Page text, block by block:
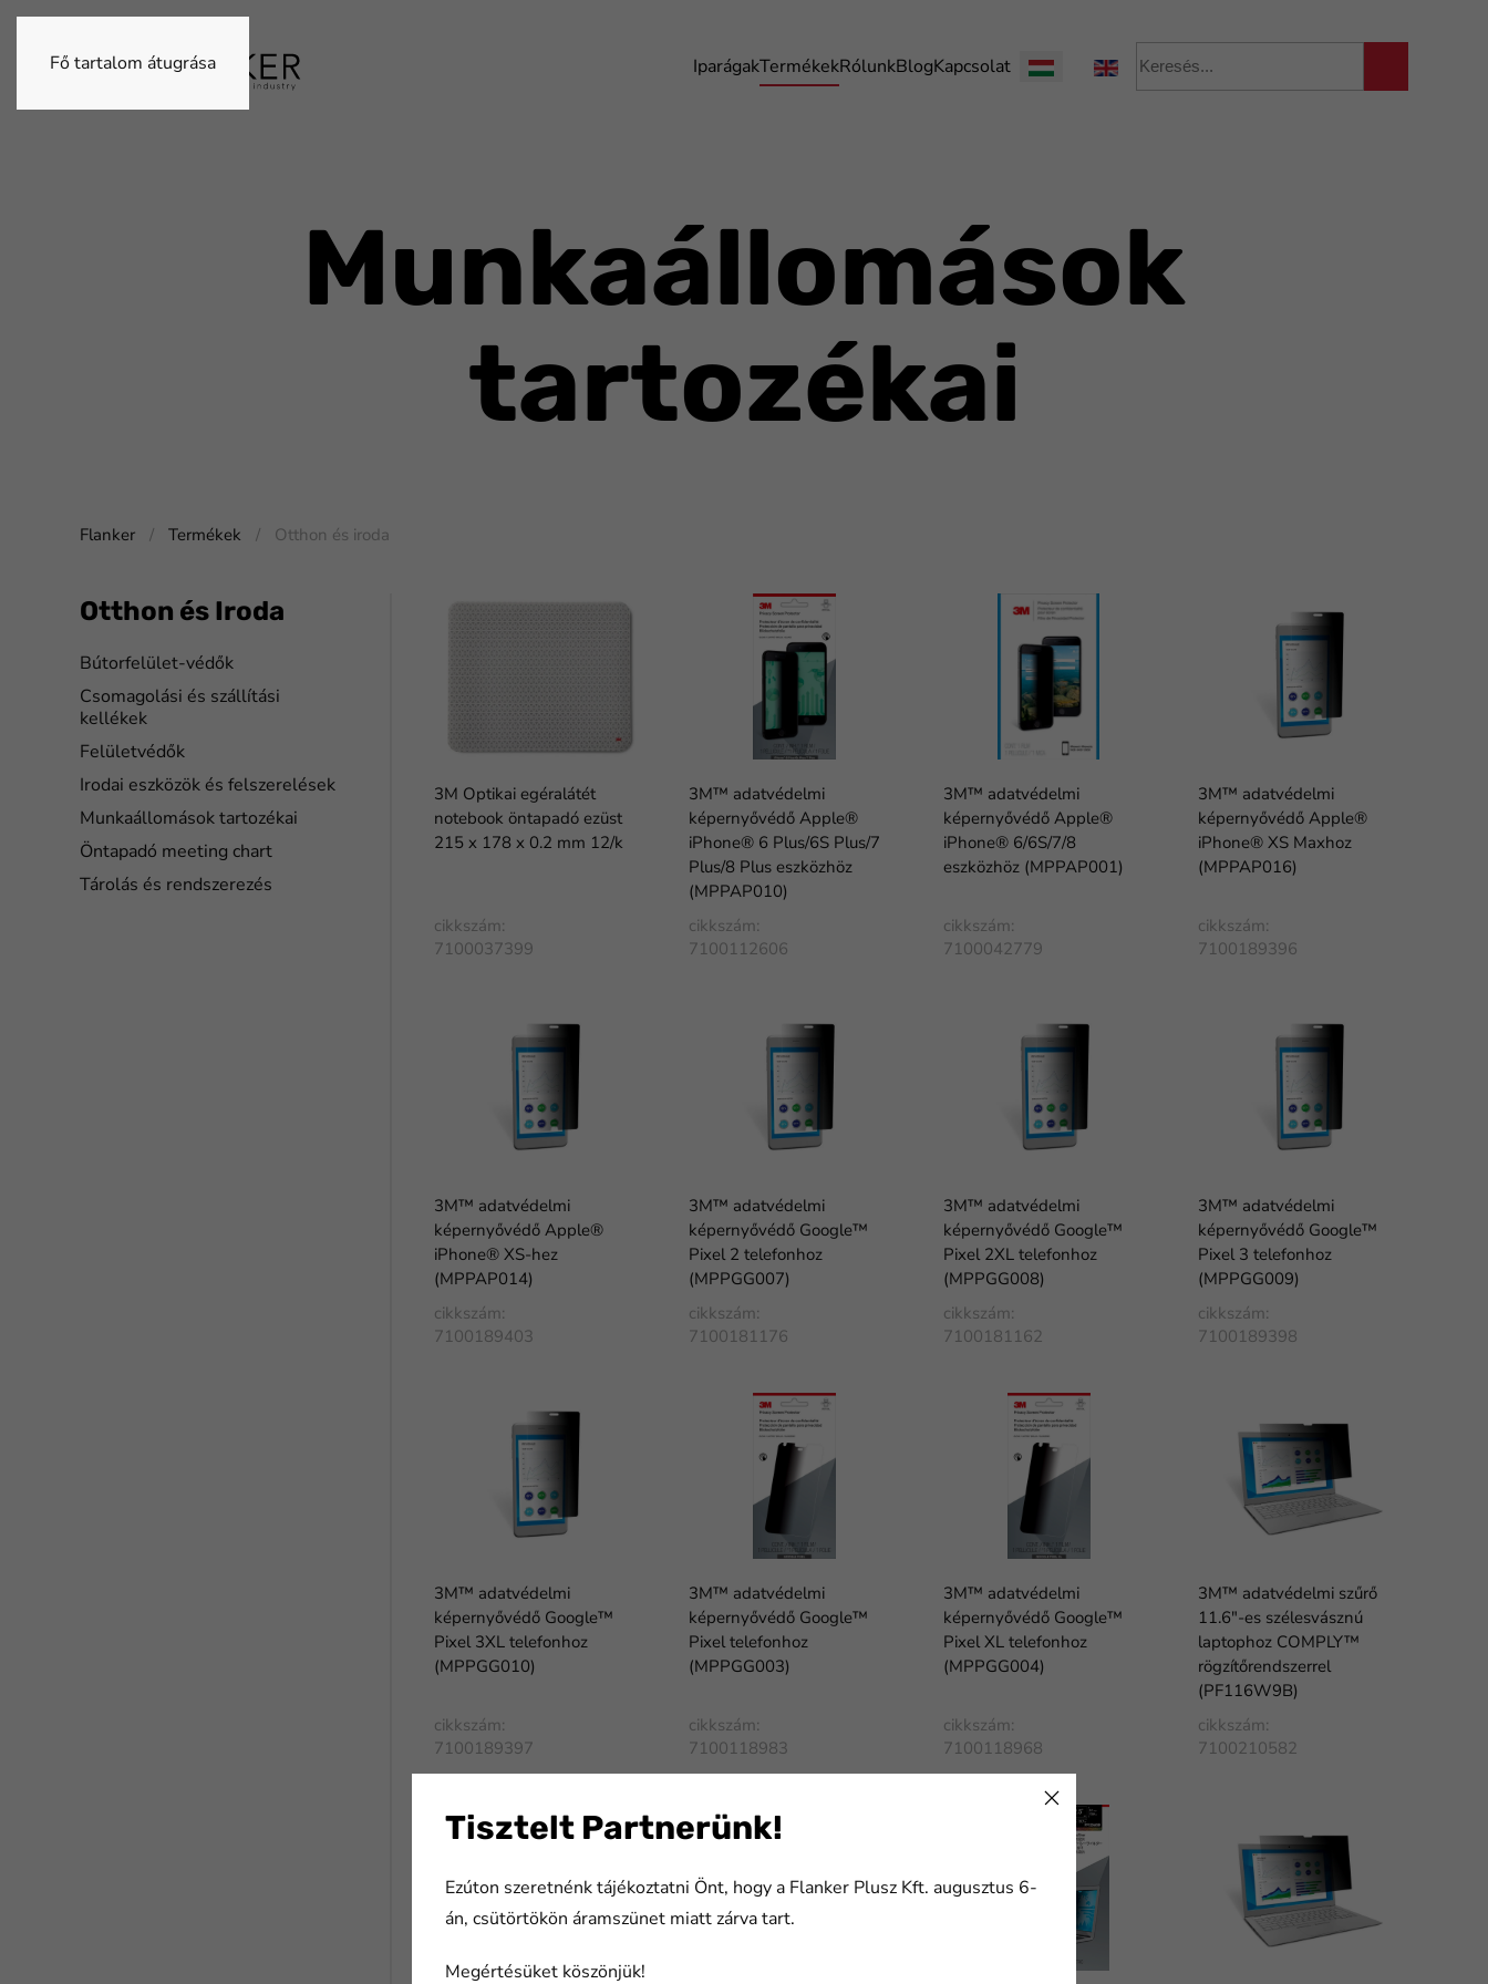
Fő tartalom átugrása IparágakTermékekRólunkBlogKapcsolatVálasszon nyelvet
Munkaállomások
tartozékai
Flanker Termékek Otthon és iroda
Otthon és Iroda
Bútorfelület-védők
Csomagolási és szállítási
kellékek
Felületvédők
Irodai eszközök és felszerelések
Munkaállomások tartozékai
Öntapadó meeting chart
Tárolás és rendszerezés
3M Optikai egéralátét
notebook öntapadó ezüst
215 x 178 x 0.2 mm 12/k
cikkszám:
7100037399
3M™ adatvédelmi
képernyővédő Apple®
iPhone® 6 Plus/6S Plus/7
Plus/8 Plus eszközhöz
(MPPAP010)
cikkszám:
7100112606
3M™ adatvédelmi
képernyővédő Apple®
iPhone® 6/6S/7/8
eszközhöz (MPPAP001)
cikkszám:
7100042779
3M™ adatvédelmi
képernyővédő Apple®
iPhone® XS Maxhoz
(MPPAP016)
cikkszám:
7100189396
3M™ adatvédelmi
képernyővédő Apple®
iPhone® XS-hez
(MPPAP014)
cikkszám:
7100189403
3M™ adatvédelmi
képernyővédő Google™
Pixel 2 telefonhoz
(MPPGG007)
cikkszám:
7100181176
3M™ adatvédelmi
képernyővédő Google™
Pixel 2XL telefonhoz
(MPPGG008)
cikkszám:
7100181162
3M™ adatvédelmi
képernyővédő Google™
Pixel 3 telefonhoz
(MPPGG009)
cikkszám:
7100189398
3M™ adatvédelmi
képernyővédő Google™
Pixel 3XL telefonhoz
(MPPGG010)
cikkszám:
7100189397
3M™ adatvédelmi
képernyővédő Google™
Pixel telefonhoz
(MPPGG003)
cikkszám:
7100118983
3M™ adatvédelmi
képernyővédő Google™
Pixel XL telefonhoz
(MPPGG004)
cikkszám:
7100118968
3M™ adatvédelmi szűrő
11.6"-es szélesvásznú
laptophoz COMPLY™
rögzítőrendszerrel
(PF116W9B)
cikkszám:
7100210582
Tisztelt Partnerünk!
Ezúton szeretnénk tájékoztatni Önt, hogy a Flanker Plusz Kft. augusztus 6-
án, csütörtökön áramszünet miatt zárva tart.
Megértésüket köszönjük!